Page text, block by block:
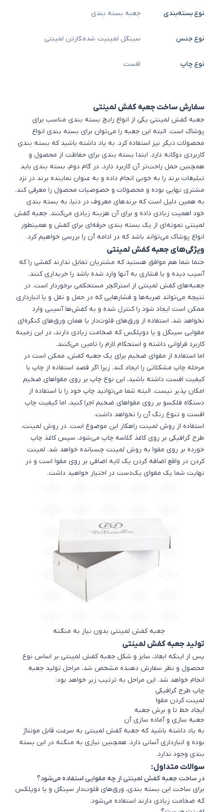
نوع بسته‌بندی جعبه بسته بندی
نوع جنس سینگل لمینیت شده،کارتن لمینتی
نوع چاپ افست
سفارش ساخت جعبه کفش لمینتی
جعبه کفش لمینتی یکی از انواع رایج بسته بندی مناسب برای
پوشاک است. البته این جعبه را می‌توان برای بسته بندی انواع
محصولات دیگر نیز استفاده کرد. به یاد داشته باشید که بسته بندی
کاربردی دوگانه دارد. ابتدا بسته بندی برای حفاظت از محصول و
همچنین حمل راحت‌تر آن کاربرد دارد. در گام دوم، بسته بندی باید
تبلیغات برند را به خوبی انجام داده و به عنوان نماینده برند در نزد
مشتری نهایی بوده و محصولات و خصوصیات محصول را معرفی کند.
به همین دلیل است که برندهای معروف در دنیا، به بسته بندی
خود اهمیت زیادی داده و برای آن هزینه زیادی می‌کنند. جعبه کفش
لمینتی نمونه‌ای از یک بسته بندی حرفه‌ای برای کفش و همینطور
انواع پوشاک می‌تواند باشد که در ادامه آن را بررسی خواهیم کرد.
ویژگی‌های جعبه کفش لمینتی
حتما شما هم موافق هستید که مشتریان تمایل ندارند کفشی را که
آسیب دیده و یا فشاری به آنها وارد شده باشد را خریداری کنند.
جعبه‌های کفش لمینتی از استراکچر مستحکمی برخوردار است. در
نتیجه می‌تواند ضربه‌ها و فشارهایی که در حمل و نقل و یا انبارداری
ممکن است ایجاد شود را کنترل شده و به کفش‌ها آسیبی وارد
نخواهد شد. استفاده از ورق‌های فلوت‌دار یا همان ورق‌های کنگره‌ای
مقوایی سینگل و یا دوپلکس که ضخامت زیادی دارند، در این زمینه
کاربرد فراوانی داشته و استحکام لازم را تامین می‌کنند.
اما استفاده از مقوای ضخیم برای یک جعبه کفش، ممکن است در
مرحله چاپ مشکلاتی را ایجاد کند. زیرا اگر قصد استفاده از چاپ با
کیفیت افست داشته باشید، این نوع چاپ بر روی مقواهای ضخیم
امکان پذیر نیست. البته شما می‌توانید چاپ خود را با استفاده از
دستگاه فلکسو بر روی مقواهای ضخیم اجرا کنید، اما کیفیت چاپ
افست و تنوع رنگ آن را نخواهد داشت.
استفاده از روش لمینت راهکار این موضوع است. در روش لمینت،
طرح گرافیکی بر روی کاغذ گلاسه چاپ می‌شود، سپس کاغذ چاپ
خورده بر روی مقوا به روش لمینت چسبانده خواهد شد. لمینت
کردن در واقع اضافه کردن یک لایه اضافی بر روی مقوا است و در
نهایت شما یک مقوای یک‌دست در اختیار خواهید داشت.
جعبه کفش لمینتی بدون نیاز به منگنه
تولید جعبه کفش لمینتی
پس از اینکه ابعاد، سایز و شکل جعبه کفش لمینتی بر اساس نوع
محصول و نظر سفارش دهنده مشخص شد، مراحل تولید جعبه
انجام خواهد شد. این مراحل به ترتیب زیر خواهد بود:
چاپ طرح گرافیکی
لمینت کردن مقوا
ایجاد خط تا و برش جعبه
جعبه سازی و آماده سازی آن
به یاد داشته باشید که جعبه کفش لمینتی به سرعت قابل مونتاژ
بوده و انبارداری آسانی دارد. همچنین نیازی به منگنه در این بسته
بندی وجود ندارد.
سوالات متداول:
در ساخت جعبه کفش لمینتی از چه مقوایی استفاده می‌شود؟
برای ساخت این بسته بندی، ورق‌های فلوت‌دار سینگل و یا دوپلکس
که ضخامت زیادی دارند استفاده می‌شود.